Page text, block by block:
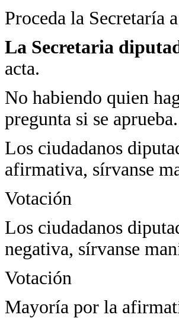
Proceda la Secretaría
La Secretaria
acta.
No habiendo quien
pregunta si se aprueba.
Los ciudadanos
afirmativa, sírvanse
Votación
Los ciudadanos
negativa, sírvanse
Votación
Mayoría por la